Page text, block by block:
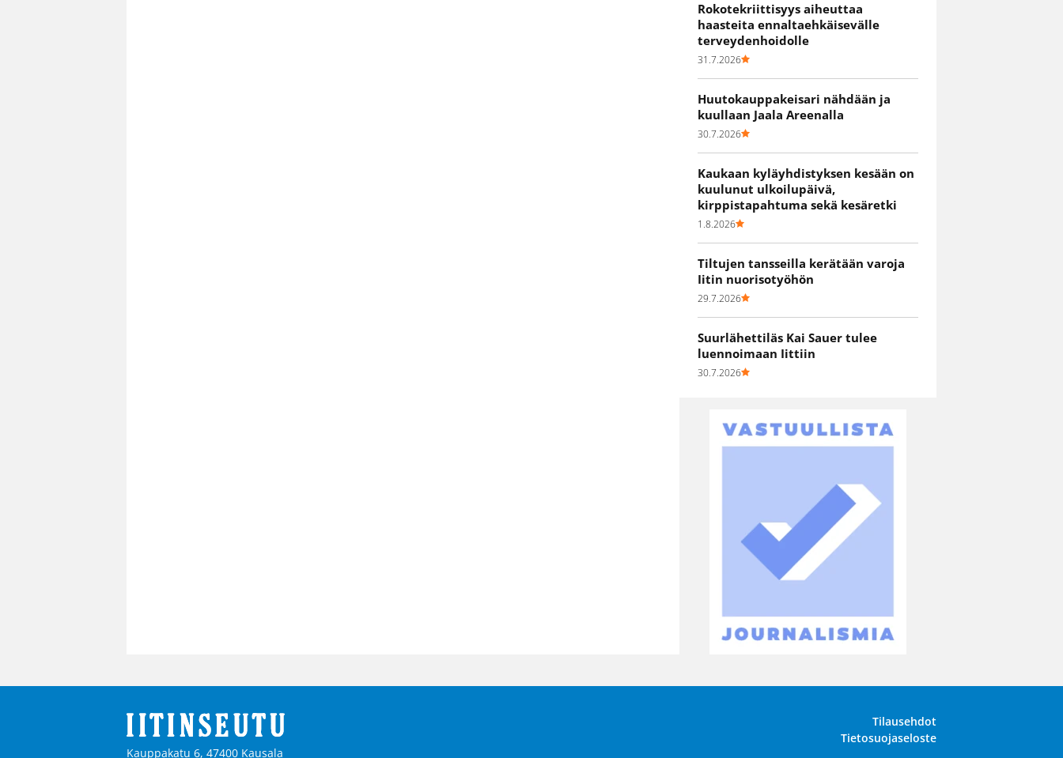
Rokotekriittisyys aiheuttaa
haasteita ennaltaehkäisevälle
terveydenhoidolle
31.7.2026
Huutokauppakeisari nähdään ja
kuullaan Jaala Areenalla
30.7.2026
Kaukaan kyläyhdistyksen kesään on
kuulunut ulkoilupäivä,
kirppistapahtuma sekä kesäretki
1.8.2026
Tiltujen tansseilla kerätään varoja
Iitin nuorisotyöhön
29.7.2026
Suurlähettiläs Kai Sauer tulee
luennoimaan Iittiin
30.7.2026
Kauppakatu 6, 47400 Kausala
Tilausehdot
Tietosuojaseloste